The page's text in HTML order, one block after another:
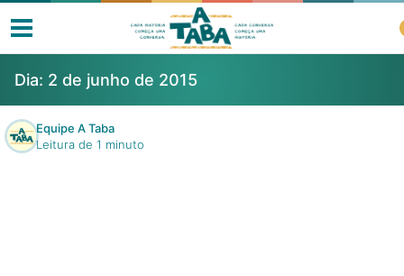
Livros
Dia: 2 de junho de 2015
Equipe A Taba
Leitura de 1 minuto